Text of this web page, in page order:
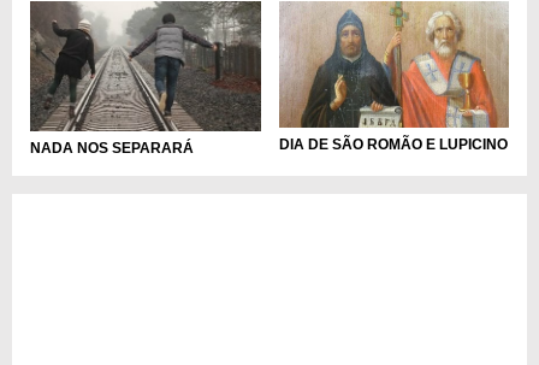
NADA NOS SEPARARÁ DIA DE SÃO ROMÃO E LUPICINO